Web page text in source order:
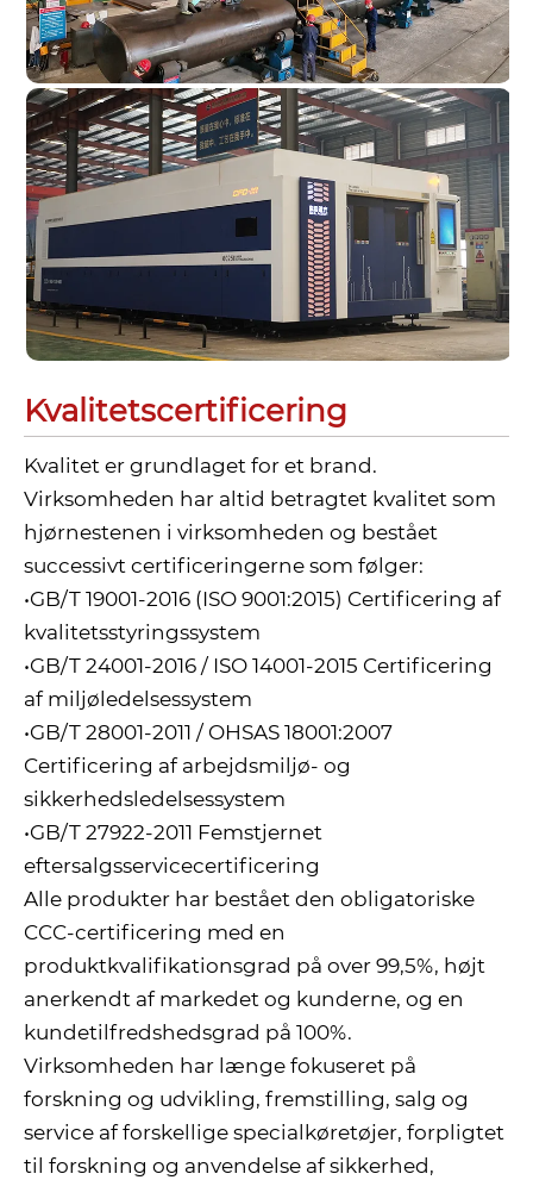
Kvalitetscertificering
Kvalitet er grundlaget for et brand.
Virksomheden har altid betragtet kvalitet som
hjørnestenen i virksomheden og bestået
successivt certificeringerne som følger:
•GB/T 19001-2016 (ISO 9001:2015) Certificering af
kvalitetsstyringssystem
•GB/T 24001-2016 / ISO 14001-2015 Certificering
af miljøledelsessystem
•GB/T 28001-2011 / OHSAS 18001:2007
Certificering af arbejdsmiljø- og
sikkerhedsledelsessystem
•GB/T 27922-2011 Femstjernet
eftersalgsservicecertificering
Alle produkter har bestået den obligatoriske
CCC-certificering med en
produktkvalifikationsgrad på over 99,5%, højt
anerkendt af markedet og kunderne, og en
kundetilfredshedsgrad på 100%.
Virksomheden har længe fokuseret på
forskning og udvikling, fremstilling, salg og
service af forskellige specialkøretøjer, forpligtet
til forskning og anvendelse af sikkerhed,